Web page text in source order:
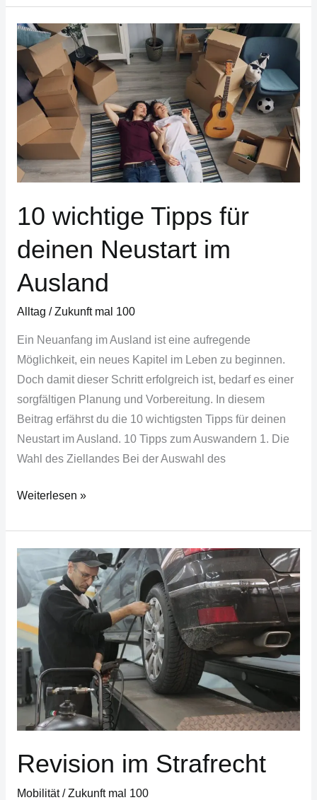
10 wichtige Tipps für
deinen Neustart im
Ausland
Alltag /Zukunft mal 100
Ein Neuanfang im Ausland ist eine aufregende
Möglichkeit, ein neues Kapitel im Leben zu beginnen.
Doch damit dieser Schritt erfolgreich ist, bedarf es einer
sorgfältigen Planung und Vorbereitung. In diesem
Beitrag erfährst du die 10 wichtigsten Tipps für deinen
Neustart im Ausland. 10 Tipps zum Auswandern 1. Die
Wahl des Ziellandes Bei der Auswahl des
10
wichtige
Tipps
für
deinen
Neustart
im
Ausland
Weiterlesen »
Revision im Strafrecht
Mobilität/Zukunft mal 100
Revision
im
Strafrecht